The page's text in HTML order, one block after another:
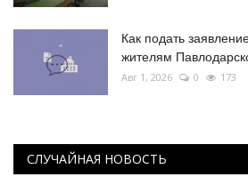
Как подать
жителям
Авг 1, 2026 0 173
СЛУЧАЙНАЯ НОВОСТЬ